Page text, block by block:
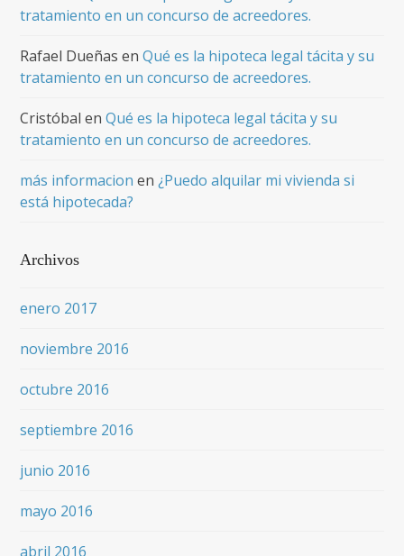
tratamiento en un concurso de acreedores.
Rafael Dueñas enQué es la hipoteca legal tácita y su
tratamiento en un concurso de acreedores.
Cristóbal enQué es la hipoteca legal tácita y su
tratamiento en un concurso de acreedores.
más informacion en¿Puedo alquilar mi vivienda si
está hipotecada?
Archivos
enero 2017
noviembre 2016
octubre 2016
septiembre 2016
junio 2016
mayo 2016
abril 2016